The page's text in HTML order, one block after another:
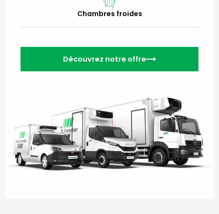
Chambres froides
Découvrez notre offre